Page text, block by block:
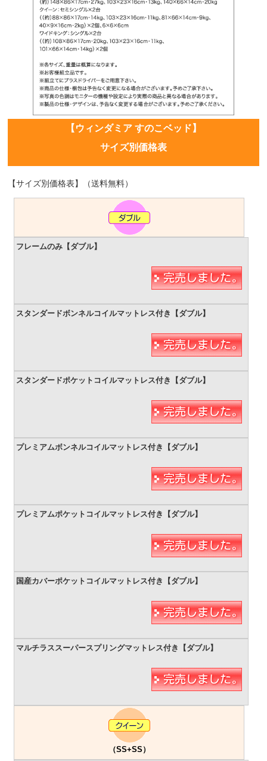
【ウィンダミア すのこベッド】
サイズ別価格表
【サイズ別価格表】（送料無料）
（SS+SS）